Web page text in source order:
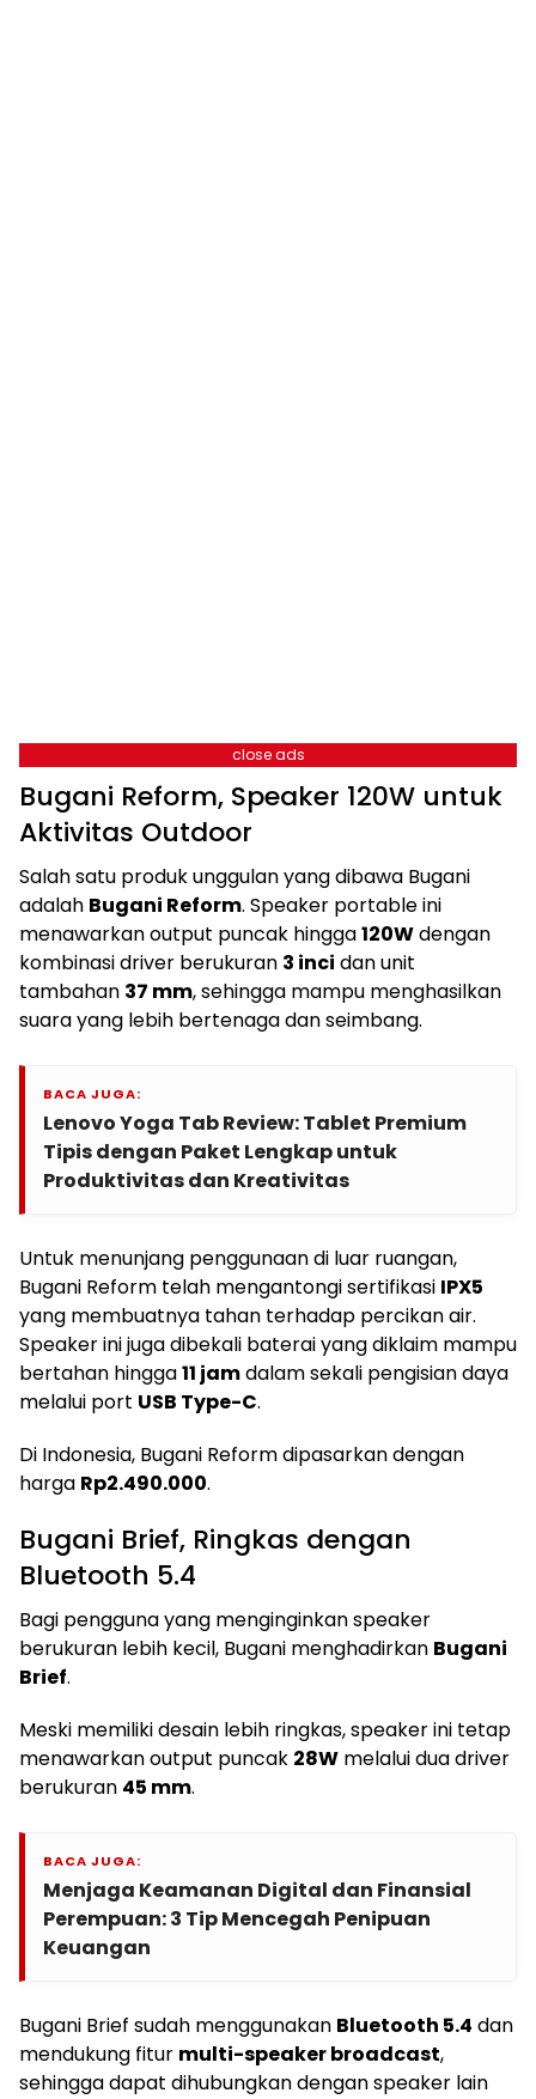
close ads
Bugani Reform, Speaker 120W untuk
Aktivitas Outdoor
Salah satu produk unggulan yang dibawa Bugani
adalah Bugani Reform. Speaker portable ini
menawarkan output puncak hingga120Wdengan
kombinasi driver berukuran 3 inci dan unit
tambahan 37 mm, sehingga mampu menghasilkan
suara yang lebih bertenaga dan seimbang.
BACA JUGA:
Lenovo Yoga Tab Review: Tablet Premium
Tipis dengan Paket Lengkap untuk
Produktivitas dan Kreativitas
Untuk menunjang penggunaan di luar ruangan,
Bugani Reform telah mengantongi sertifikasi IPX5
yang membuatnya tahan terhadap percikan air.
Speaker ini juga dibekali baterai yang diklaim mampu
bertahan hingga11 jamdalam sekali pengisian daya
melalui port USB Type-C.
Di Indonesia, Bugani Reform dipasarkan dengan
harga Rp2.490.000.
Bugani Brief, Ringkas dengan
Bluetooth 5.4
Bagi pengguna yang menginginkan speaker
berukuran lebih kecil, Bugani menghadirkan Bugani
Brief.
Meski memiliki desain lebih ringkas, speaker ini tetap
menawarkan output puncak 28W melalui dua driver
berukuran 45 mm.
BACA JUGA:
Menjaga Keamanan Digital dan Finansial
Perempuan: 3 Tip Mencegah Penipuan
Keuangan
Bugani Brief sudah menggunakan Bluetooth 5.4 dan
mendukung fitur multi-speaker broadcast,
sehingga dapat dihubungkan dengan speaker lain